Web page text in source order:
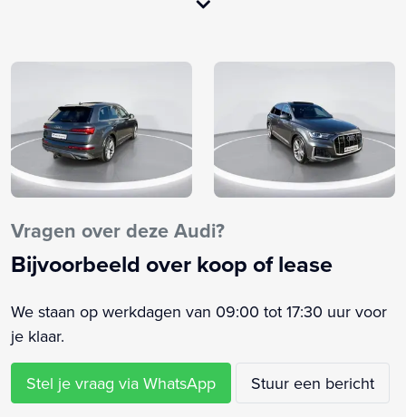
HD Matrix LED-koplampen (PXC)
Kunstlederen/alcantara bekleding
Navigatiesysteem full map
Panoramadak (3FU)
Privacy glas (QL5)
Rondomzicht camera
S Line
S Line exterieur
bestuurdersstoel (PV3)
Trekhaak, elektrisch uitklapbaar (1D3)
Trekhaak, elektrisch uitklapbaar met aanhangerassistent
(1D9)
Vragen over deze Audi?
Bijvoorbeeld over koop of lease
We staan op werkdagen van 09:00 tot 17:30 uur voor
je klaar.
Stel je vraag via WhatsApp Stuur een bericht